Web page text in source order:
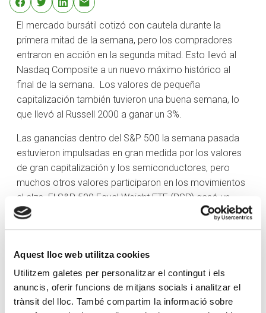
Aquest lloc web utilitza cookies
Utilitzem galetes per personalitzar el contingut i els
anuncis, oferir funcions de mitjans socials i analitzar el
trànsit del lloc. També compartim la informació sobre
El mercado bursátil cotizó con cautela durante la
primera mitad de la semana, pero los compradores
entraron en acción en la segunda mitad. Esto llevó al
Nasdaq Composite a un nuevo máximo histórico al
final de la semana. Los valores de pequeña
capitalización también tuvieron una buena semana, lo
que llevó al Russell 2000 a ganar un 3%.
Las ganancias dentro del S&P 500 la semana pasada
estuvieron impulsadas en gran medida por los valores
de gran capitalización y los semiconductores, pero
muchos otros valores participaron en los movimientos
al alza. El S&P 500 Equal Weight ETF (RSP) ganó un
1,2%, pero el índice de semiconductores (SOX) se
disparó un 6,8% en la semana. Las acciones de NVIDIA
un 4,4% y un 3,7%, respectivamente. Salesforce (CRM),
componente del Dow Jones, fue otra de las ganadoras
destacadas tras presentar sus resultados, con una
subida del 8,2% esta semana.